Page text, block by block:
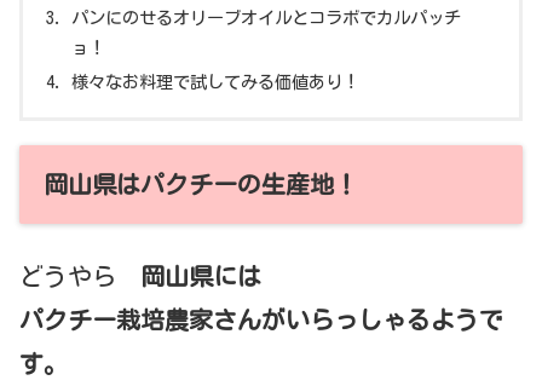
パンにのせるオリーブオイルとコラボでカルパッチ
ョ！
様々なお料理で試してみる価値あり！
岡山県はパクチーの生産地！
どうやら
岡山県には
パクチー栽培農家さんがいらっしゃるようで
す。